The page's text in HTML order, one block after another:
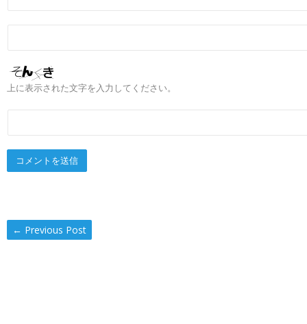
上に表示された文字を入力してください。
← Previous Post